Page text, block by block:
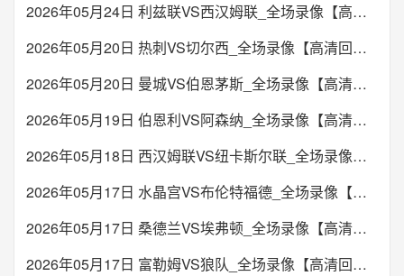
2026年05月24日 利兹联VS西汉姆联_全场录像【高清回放】
2026年05月20日 热刺VS切尔西_全场录像【高清回放】
2026年05月20日 曼城VS伯恩茅斯_全场录像【高清回放】
2026年05月19日 伯恩利VS阿森纳_全场录像【高清回放】
2026年05月18日 西汉姆联VS纽卡斯尔联_全场录像【高清回放】
2026年05月17日 水晶宫VS布伦特福德_全场录像【高清回放】
2026年05月17日 桑德兰VS埃弗顿_全场录像【高清回放】
2026年05月17日 富勒姆VS狼队_全场录像【高清回放】